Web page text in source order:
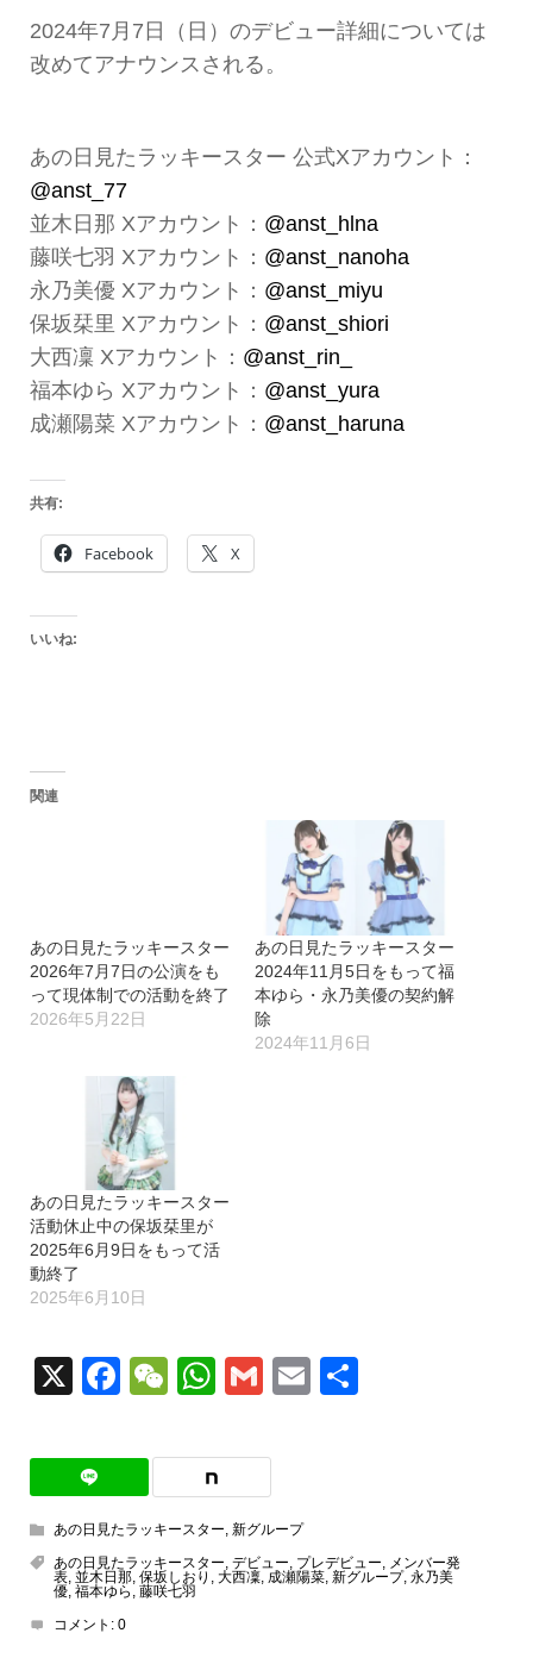
2024年7月7日（日）のデビュー詳細については
改めてアナウンスされる。
あの日見たラッキースター 公式Xアカウント：
@anst_77
並木日那 Xアカウント： @anst_hlna
藤咲七羽 Xアカウント： @anst_nanoha
永乃美優 Xアカウント： @anst_miyu
保坂栞里 Xアカウント： @anst_shiori
大西凜 Xアカウント： @anst_rin_
福本ゆら Xアカウント： @anst_yura
成瀬陽菜 Xアカウント： @anst_haruna
共有:
Facebook X
いいね:
関連
あの日見たラッキースター
2026年7月7日の公演をも
って現体制での活動を終了
2026年5月22日
あの日見たラッキースター
2024年11月5日をもって福
本ゆら・永乃美優の契約解
除
2024年11月6日
あの日見たラッキースター
活動休止中の保坂栞里が
2025年6月9日をもって活
動終了
2025年6月10日
X Facebook
WeChat
WhatsApp
GmailEmail
あの日見たラッキースター, 新グループ
あの日見たラッキースター, デビュー, プレデビュー, メンバー発
表, 並木日那, 保坂しおり , 大西凜, 成瀬陽菜, 新グループ, 永乃美
優, 福本ゆら , 藤咲七羽
コメント: 0